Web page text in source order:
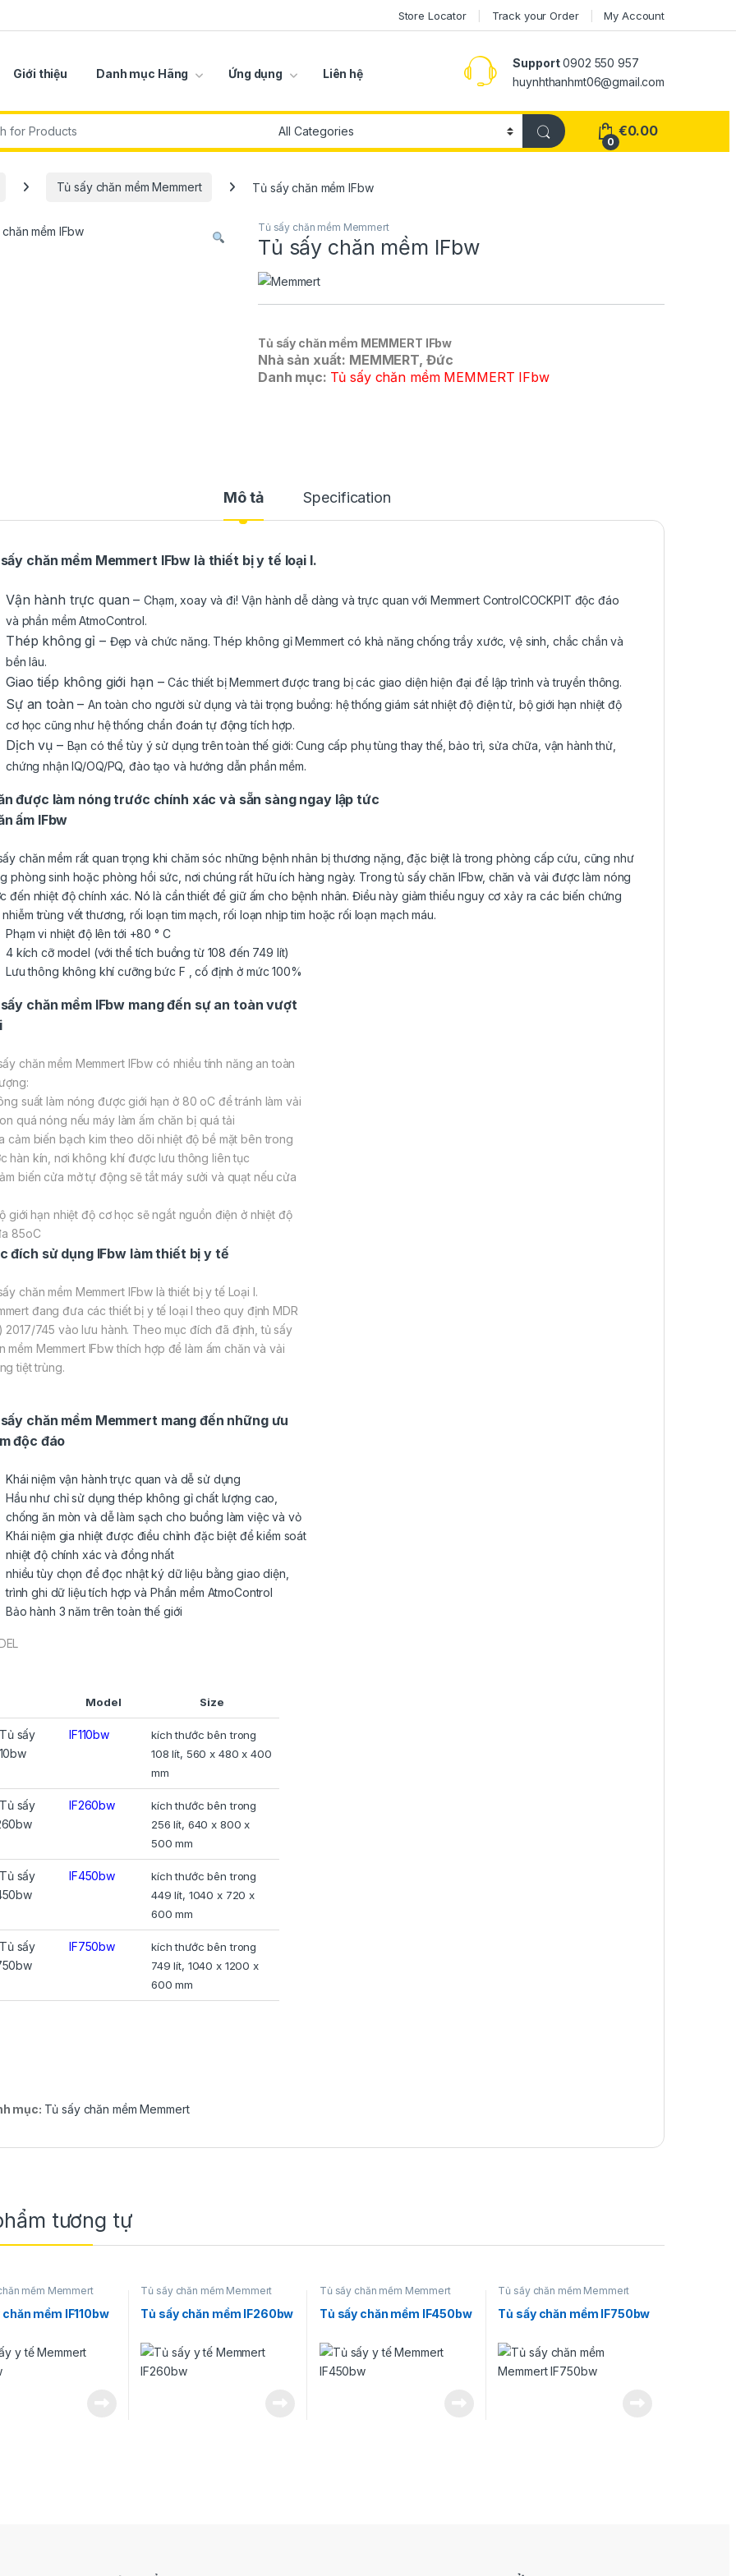
Store Locator Track your Order My Account
Giới thiệu Danh mục Hãng Ứng dụng Liên hệ
Support0902 550 957
huynhthanhmt06@gmail.com
0
€0.00
Tủ sấy chăn mềm Memmert Tủ sấy chăn mềm IFbw
Tủ sấy chăn mềm Memmert
Tủ sấy chăn mềm IFbw
Tủ sấy chăn mềm MEMMERT IFbw
Nhà sản xuất: MEMMERT, Đức
Danh mục: Tủ sấy chăn mềm MEMMERT IFbw
Mô tả Specification
chăn mềm Memmert IFbw là thiết bị y tế loại I.
Vận hành trực quan –Chạm, xoay và đi! Vận hành dễ dàng và trực quan với Memmert ControlCOCKPIT độc đáo
và phần mềm AtmoControl.
Thép không gỉ – Đẹp và chức năng. Thép không gỉ Memmert có khả năng chống trầy xước, vệ sinh, chắc chắn và
bền lâu.
Giao tiếp không giới hạn –Các thiết bị Memmert được trang bị các giao diện hiện đại để lập trình và truyền thông.
Sự an toàn –An toàn cho người sử dụng và tải trọng buồng: hệ thống giám sát nhiệt độ điện tử, bộ giới hạn nhiệt độ
cơ học cũng như hệ thống chẩn đoán tự động tích hợp.
Dịch vụ – Bạn có thể tùy ý sử dụng trên toàn thế giới: Cung cấp phụ tùng thay thế, bảo trì, sửa chữa, vận hành thử,
chứng nhận IQ/OQ/PQ, đào tạo và hướng dẫn phần mềm.
được làm nóng trước chính xác và sẵn sàng ngay lập tức
ấm IFbw
chăn mềm rất quan trọng khi chăm sóc những bệnh nhân bị thương nặng, đặc biệt là trong phòng cấp cứu, cũng như
phòng sinh hoặc phòng hồi sức, nơi chúng rất hữu ích hàng ngày. Trong tủ sấy chăn IFbw, chăn và vải được làm nóng
đến nhiệt độ chính xác. Nó là cần thiết để giữ ấm cho bệnh nhân. Điều này giảm thiểu nguy cơ xảy ra các biến chứng
trùng vết thương, rối loạn tim mạch, rối loạn nhịp tim hoặc rối loạn mạch máu.
Phạm vi nhiệt độ lên tới +80 ° C
4 kích cỡ model (với thể tích buồng từ 108 đến 749 lít)
Lưu thông không khí cưỡng bức F , cố định ở mức 100%
chăn mềm IFbw mang đến sự an toàn vượt
chăn mềm Memmert IFbw có nhiều tính năng an toàn
suất làm nóng được giới hạn ở 80 oC để tránh làm vải
quá nóng nếu máy làm ấm chăn bị quá tải
cảm biến bạch kim theo dõi nhiệt độ bề mặt bên trong
hàn kín, nơi không khí được lưu thông liên tục
biến cửa mở tự động sẽ tắt máy sưởi và quạt nếu cửa
giới hạn nhiệt độ cơ học sẽ ngắt nguồn điện ở nhiệt độ
85oC
đích sử dụng IFbw làm thiết bị y tế
chăn mềm Memmert IFbw là thiết bị y tế Loại I.
đang đưa các thiết bị y tế loại I theo quy định MDR
2017/745 vào lưu hành. Theo mục đích đã định, tủ sấy
mềm Memmert IFbw thích hợp để làm ấm chăn và vải
tiệt trùng.
chăn mềm Memmert mang đến những ưu
độc đáo
Khái niệm vận hànhtrực quan và dễ sử dụng
Hầu như chỉ sử dụng thép không gỉchất lượng cao,
chống ăn mòn và dễ làm sạch cho buồng làm việc và vỏ
Khái niệm gia nhiệt được điều chỉnh đặc biệt để kiểm soát
nhiệt độ chính xác và đồng nhất
nhiều tùy chọn để đọc nhật ký dữ liệu bằng giao diện,
trình ghi dữ liệu tích hợp và Phần mềm AtmoControl
Bảo hành 3 năm trên toàn thế giới
Model Size
IF110bw
kích thước bên trong
108 lít, 560 x 480 x 400
mm
IF260bw
kích thước bên trong
256 lít, 640 x 800 x
500 mm
IF450bw
kích thước bên trong
449 lít, 1040 x 720 x
600 mm
IF750bw
kích thước bên trong
749 lít, 1040 x 1200 x
600 mm
mục: Tủ sấy chăn mềm Memmert
tương tự
mềm Memmert
mềm IF110bw
Tủ sấy chăn mềm Memmert
Tủ sấy chăn mềm IF260bw
Tủ sấy chăn mềm Memmert
Tủ sấy chăn mềm IF450bw
Tủ sấy chăn mềm Memmert
Tủ sấy chăn mềm IF750bw